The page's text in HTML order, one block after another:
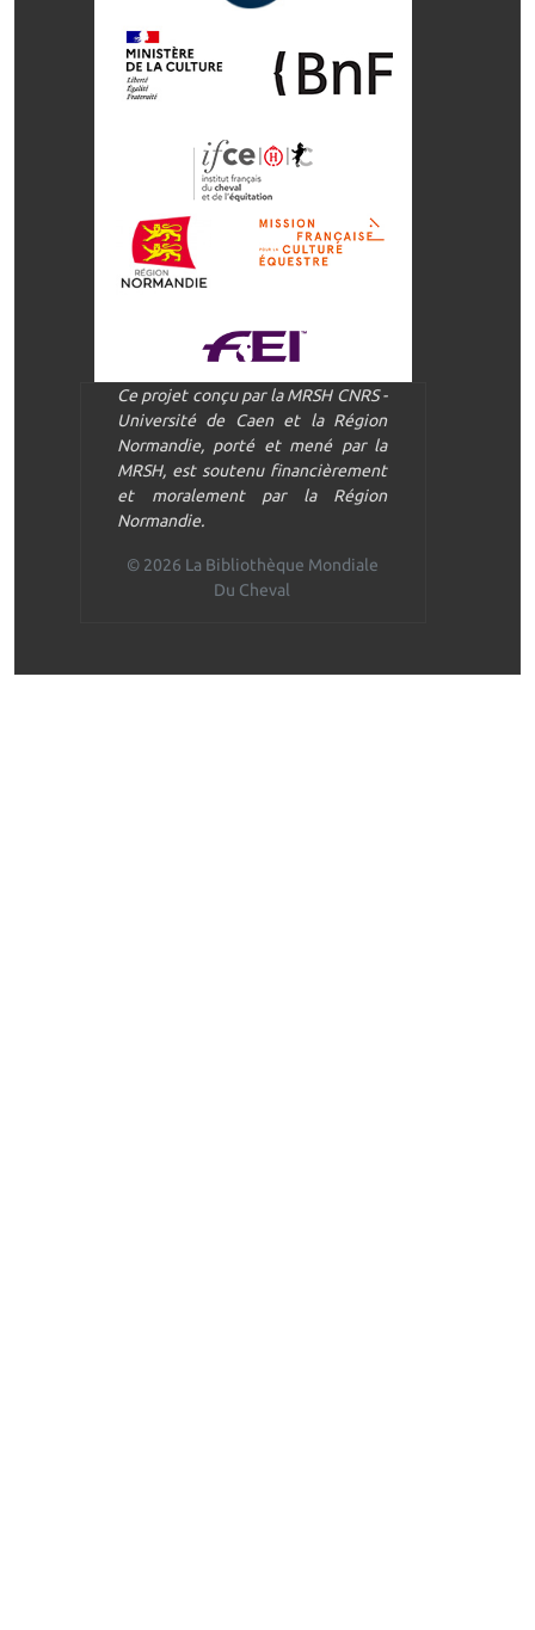
Ce projet conçu par la MRSH CNRS -
Université de Caen et la Région
Normandie, porté et mené par la
MRSH, est soutenu financièrement
et moralement par la Région
Normandie.
© 2026 La Bibliothèque Mondiale
Du Cheval